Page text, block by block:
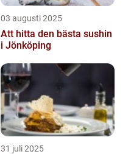
03 augusti 2025
Att hitta den bästa sushin
i Jönköping
31 juli 2025